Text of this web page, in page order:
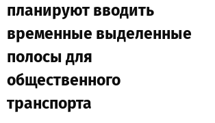
планируют вводить
временные выделенные
полосы для
общественного
транспорта